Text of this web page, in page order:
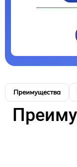
Преимущества